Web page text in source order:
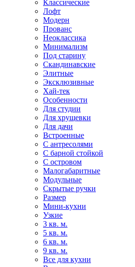
Классические
Лофт
Модерн
Прованс
Неоклассика
Минимализм
Под старину
Скандинавские
Элитные
Эксклюзивные
Хай-тек
Особенности
Для студии
Для хрущевки
Для дачи
Встроенные
С антресолями
С барной стойкой
С островом
Малогабаритные
Модульные
Скрытые ручки
Размер
Мини-кухни
Узкие
3 кв. м.
5 кв. м.
6 кв. м.
9 кв. м.
Все для кухни